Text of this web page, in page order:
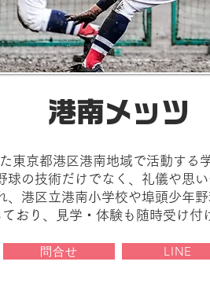
港南メッツ
東京都港区港南地域で活動する
球の技術だけでなく、礼儀や思
、港区立港南小学校や埠頭少年
おり、見学・体験も随時受け付
問合せ LINE